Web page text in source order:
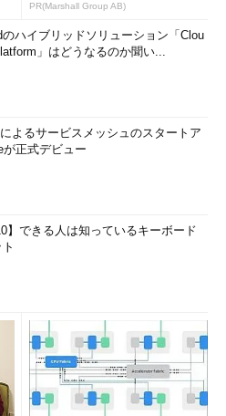
PR(Marshall Group AB)
ハイブリッドソリューション「Clou
」はどうなるのか聞い...
よるサービスメッシュのスタートア
が正式デビュー
】できる人は知っているキーボード